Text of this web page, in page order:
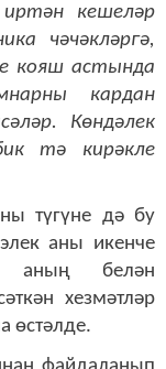
кешеләр
чәчәкләргә,
кояш астында
кардан
Көндәлек
тә кирәкле
түгүне дә бу
аны икенче
аның белән
хезмәтләр
өстәлде.